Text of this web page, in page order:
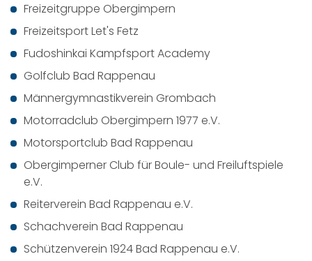
Freizeitgruppe Obergimpern
Freizeitsport Let's Fetz
Fudoshinkai Kampfsport Academy
Golfclub Bad Rappenau
Männergymnastikverein Grombach
Motorradclub Obergimpern 1977 e.V.
Motorsportclub Bad Rappenau
Obergimperner Club für Boule- und Freiluftspiele
e.V.
Reiterverein Bad Rappenau e.V.
Schachverein Bad Rappenau
Schützenverein 1924 Bad Rappenau e.V.